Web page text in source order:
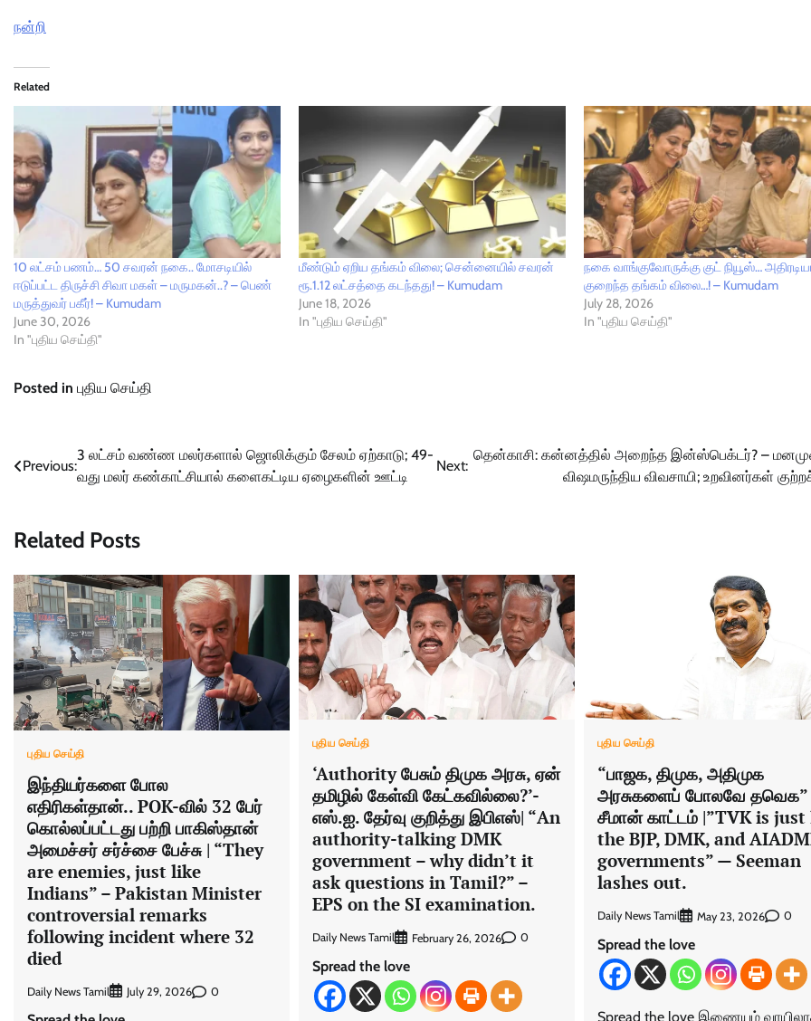
நன்றி
Related
10 லட்சம் பணம்… 50 சவரன் நகை.. மோசடியில்
ஈடுப்பட்ட திருச்சி சிவா மகள் – மருமகன்..? – பெண்
மருத்துவர் பகீர்! – Kumudam
June 30, 2026
In "புதிய செய்தி"
மீண்டும் ஏறிய தங்கம் விலை; சென்னையில் சவரன்
ரூ.1.12 லட்சத்தை கடந்தது! – Kumudam
June 18, 2026
In "புதிய செய்தி"
நகை வாங்குவோருக்கு குட் நியூஸ்…
குறைந்த தங்கம் விலை…! – Kumudam
July 28, 2026
In "புதிய செய்தி"
Posted in புதிய செய்தி
Post
navigation
Previous:
3 லட்சம் வண்ண மலர்களால் ஜொலிக்கும் சேலம் ஏற்காடு; 49-
வது மலர் கண்காட்சியால் களைகட்டிய ஏழைகளின் ஊட்டி
Next:
தென்காசி: கன்னத்தில் அறைந்த இன்ஸ்பெக்டர்? –
விஷமருந்திய விவசாயி; உறவினர்கள்
Related Posts
புதிய செய்தி
இந்தியர்களை போல
எதிரிகள்தான்.. POK-வில் 32 பேர்
கொல்லப்பட்டது பற்றி பாகிஸ்தான்
அமைச்சர் சர்ச்சை பேச்சு | “They
are enemies, just like
Indians” – Pakistan Minister
controversial remarks
following incident where 32
died
Daily News Tamil July 29, 2026 0
புதிய செய்தி
‘Authority பேசும் திமுக அரசு, ஏன்
தமிழில் கேள்வி கேட்கவில்லை?’-
எஸ்.ஐ. தேர்வு குறித்து இபிஎஸ்| “An
authority-talking DMK
government – why didn’t it
ask questions in Tamil?” –
EPS on the SI examination.
Daily News Tamil February 26, 2026 0
Spread the love
புதிய செய்தி
“பாஜக, திமுக, அதிமுக
அரசுகளைப் போலவே தவெக”
சீமான் காட்டம் |”TVK is just
the BJP, DMK, and
governments” — Seeman
lashes out.
Daily News Tamil May 23, 2026 0
Spread the love
Spread the love இணையம்